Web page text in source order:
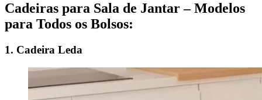
Cadeiras para Sala de Jantar – Modelos
para Todos os Bolsos:
1. Cadeira Leda